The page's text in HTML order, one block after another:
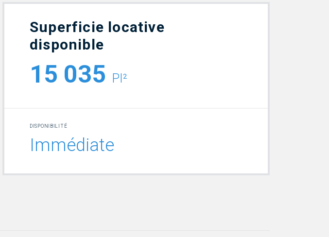
Superficie locative
disponible
15 035 PI²
DISPONIBILITÉ
Immédiate